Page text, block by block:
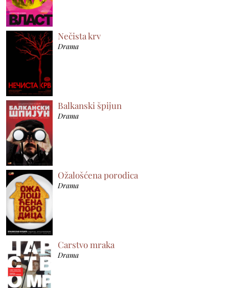
Nečista krv
Drama
Balkanski špijun
Drama
Ožalošćena porodica
Drama
Carstvo mraka
Drama